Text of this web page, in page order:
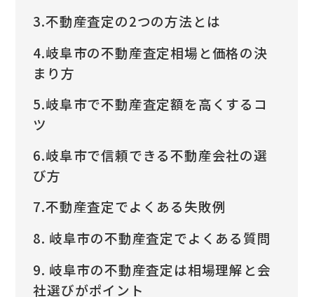
3.不動産査定の2つの方法とは
4.岐阜市の不動産査定相場と価格の決
まり方
5.岐阜市で不動産査定額を高くするコ
ツ
6.岐阜市で信頼できる不動産会社の選
び方
7.不動産査定でよくある失敗例
8. 岐阜市の不動産査定でよくある質問
9. 岐阜市の不動産査定は相場理解と会
社選びがポイント